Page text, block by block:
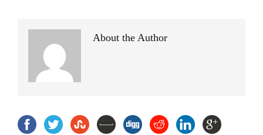
About the Author